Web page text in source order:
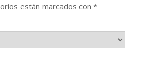
están marcados con *